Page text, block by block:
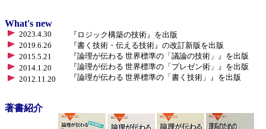
What's new
2023.4.30
2019.6.26
2015.5.21
2014.1.20
2012.11.20
『ロジック構築の技術』 を出版
『書く技術・伝える技術』の改訂新版を出版
『論理が伝わる 世界標準の「議論の技術」』を出版
『論理が伝わる 世界標準の「プレゼン術」』を出版
『論理が伝わる 世界標準の「書く技術」』を出版
著書紹介